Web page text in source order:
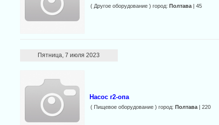
( Другое оборудование ) город: Полтава| 45
Пятница, 7 июля 2023
Насос г2-опа
( Пищевое оборудование ) город: Полтава| 220